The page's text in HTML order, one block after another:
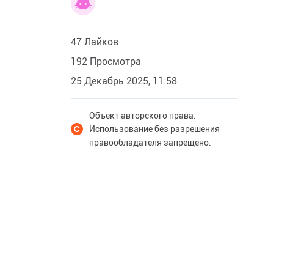
47 Лайков
192 Просмотра
25 Декабрь 2025, 11:58
Объект авторского права.
Использование без разрешения
правообладателя запрещено.